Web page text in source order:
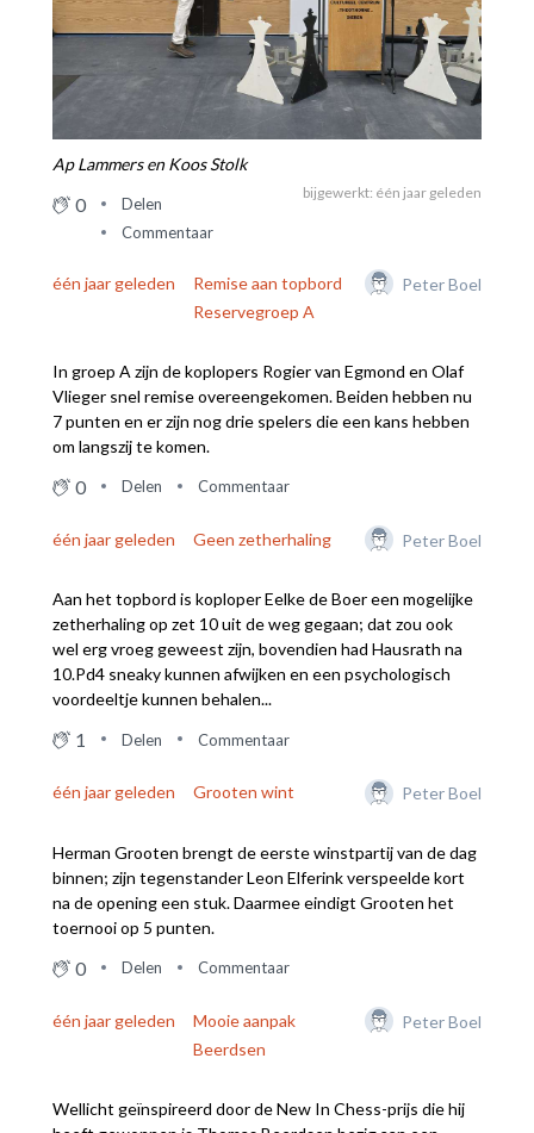
Ap Lammers en Koos Stolk
bijgewerkt: één jaar geleden
0
Delen
Commentaar
één jaar geleden
Remise aan topbord
Reservegroep A
Peter Boel
In groep A zijn de koplopers Rogier van Egmond en Olaf
Vlieger snel remise overeengekomen. Beiden hebben nu
7 punten en er zijn nog drie spelers die een kans hebben
om langszij te komen.
0 Delen Commentaar
één jaar geleden Geen zetherhaling Peter Boel
Aan het topbord is koploper Eelke de Boer een mogelijke
zetherhaling op zet 10 uit de weg gegaan; dat zou ook
wel erg vroeg geweest zijn, bovendien had Hausrath na
10.Pd4 sneaky kunnen afwijken en een psychologisch
voordeeltje kunnen behalen...
1 Delen Commentaar
één jaar geleden Grooten wint Peter Boel
Herman Grooten brengt de eerste winstpartij van de dag
binnen; zijn tegenstander Leon Elferink verspeelde kort
na de opening een stuk. Daarmee eindigt Grooten het
toernooi op 5 punten.
0 Delen Commentaar
één jaar geleden
Mooie aanpak
Beerdsen
Peter Boel
Wellicht geïnspireerd door de New In Chess-prijs die hij